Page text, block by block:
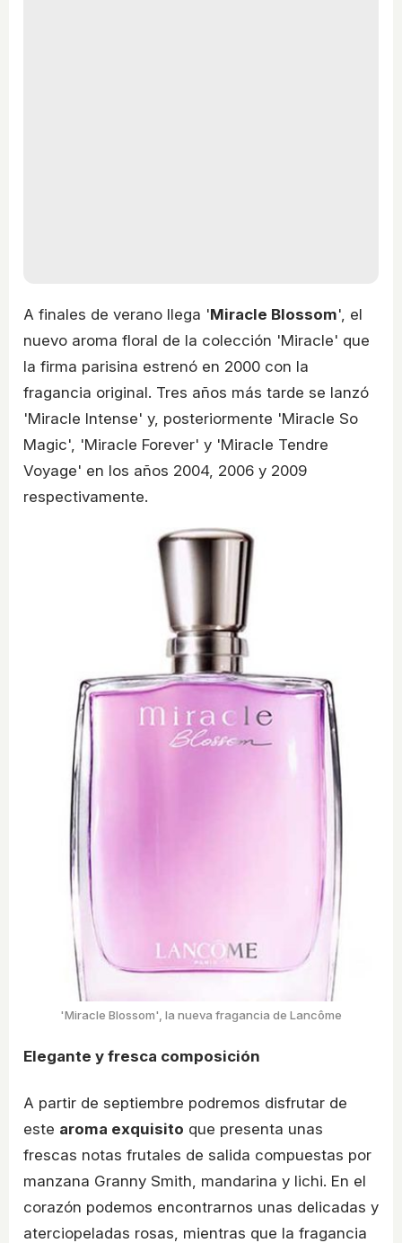
A finales de verano llega 'Miracle Blossom', el
nuevo aroma floral de la colección 'Miracle' que
la firma parisina estrenó en 2000 con la
fragancia original. Tres años más tarde se lanzó
'Miracle Intense' y, posteriormente 'Miracle So
Magic', 'Miracle Forever' y 'Miracle Tendre
Voyage' en los años 2004, 2006 y 2009
respectivamente.
'Miracle Blossom', la nueva fragancia de Lancôme
Elegante y fresca composición
A partir de septiembre podremos disfrutar de
este aroma exquisito que presenta unas
frescas notas frutales de salida compuestas por
manzana Granny Smith, mandarina y lichi. En el
corazón podemos encontrarnos unas delicadas y
aterciopeladas rosas, mientras que la fragancia